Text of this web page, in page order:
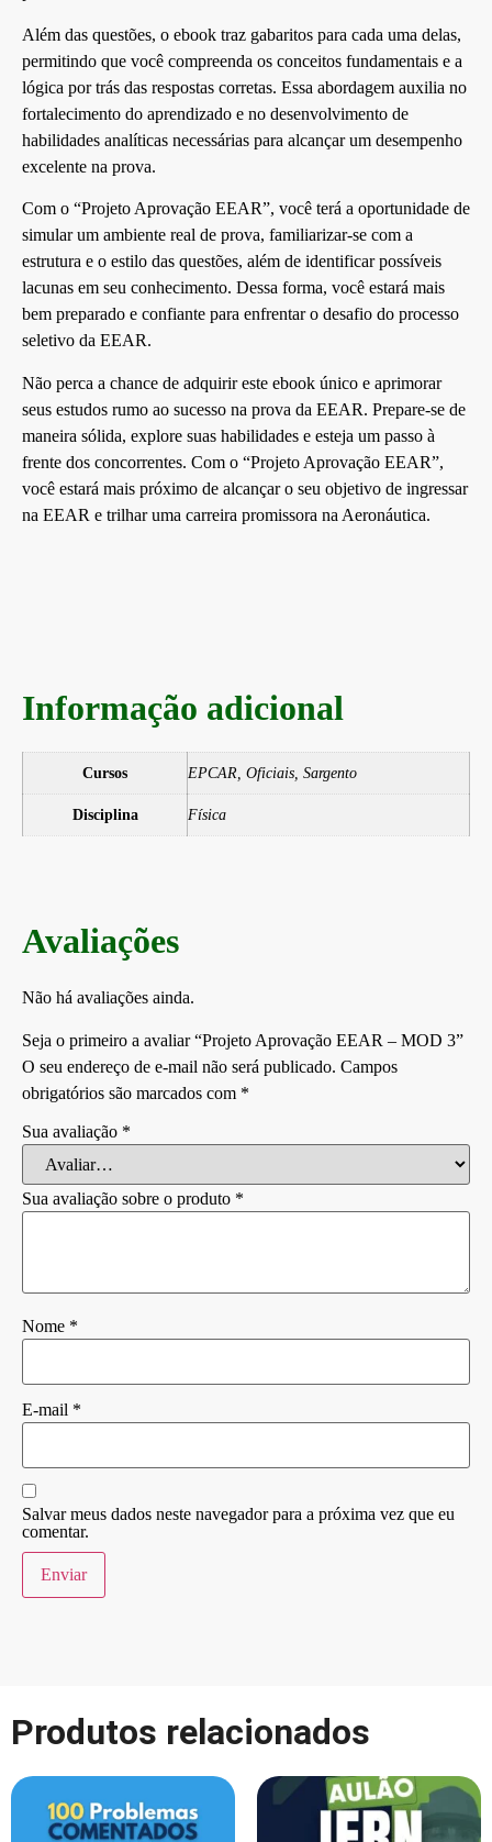
Além das questões, o ebook traz gabaritos para cada uma delas,
permitindo que você compreenda os conceitos fundamentais e a
lógica por trás das respostas corretas. Essa abordagem auxilia no
fortalecimento do aprendizado e no desenvolvimento de
habilidades analíticas necessárias para alcançar um desempenho
excelente na prova.
Com o “Projeto Aprovação EEAR”, você terá a oportunidade de
simular um ambiente real de prova, familiarizar-se com a
estrutura e o estilo das questões, além de identificar possíveis
lacunas em seu conhecimento. Dessa forma, você estará mais
bem preparado e confiante para enfrentar o desafio do processo
seletivo da EEAR.
Não perca a chance de adquirir este ebook único e aprimorar
seus estudos rumo ao sucesso na prova da EEAR. Prepare-se de
maneira sólida, explore suas habilidades e esteja um passo à
frente dos concorrentes. Com o “Projeto Aprovação EEAR”,
você estará mais próximo de alcançar o seu objetivo de ingressar
na EEAR e trilhar uma carreira promissora na Aeronáutica.
Informação adicional
Cursos EPCAR, Oficiais, Sargento
Disciplina Física
Avaliações
Não há avaliações ainda.
Seja o primeiro a avaliar “Projeto Aprovação EEAR – MOD 3”
O seu endereço de e-mail não será publicado. Campos
obrigatórios são marcados com *
Sua avaliação *
Sua avaliação sobre o produto *
Nome *
E-mail *
Salvar meus dados neste navegador para a próxima vez que eu
comentar.
Produtos relacionados